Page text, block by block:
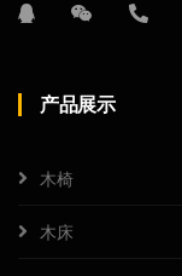
产品展示
木椅
木床